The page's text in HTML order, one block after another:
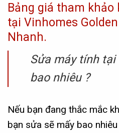
Bảng giá tham
tại Vinhomes
Nhanh.
Sửa máy tính tại
bao nhiêu ?
Nếu bạn đang thắc mắc
bạn sửa sẽ mấy bao